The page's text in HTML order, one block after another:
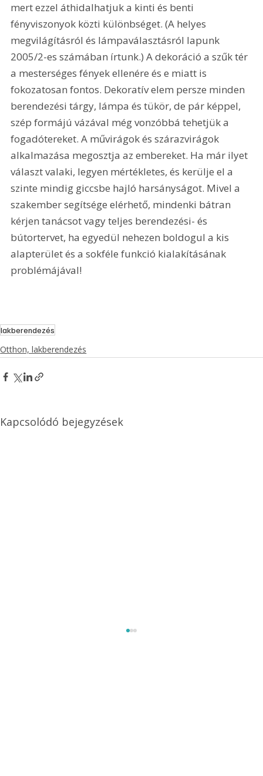
mert ezzel áthidalhatjuk a kinti és benti
fényviszonyok közti különbséget. (A helyes
megvilágításról és lámpaválasztásról lapunk
2005/2-es számában írtunk.) A dekoráció a szűk tér
a mesterséges fények ellenére és e miatt is
fokozatosan fontos. Dekoratív elem persze minden
berendezési tárgy, lámpa és tükör, de pár képpel,
szép formájú vázával még vonzóbbá tehetjük a
fogadótereket. A művirágok és szárazvirágok
alkalmazása megosztja az embereket. Ha már ilyet
választ valaki, legyen mértékletes, és kerülje el a
szinte mindig giccsbe hajló harsányságot. Mivel a
szakember segítsége elérhető, mindenki bátran
kérjen tanácsot vagy teljes berendezési- és
bútortervet, ha egyedül nehezen boldogul a kis
alapterület és a sokféle funkció kialakításának
problémájával!
lakberendezés
Otthon, lakberendezés
Kapcsolódó bejegyzések